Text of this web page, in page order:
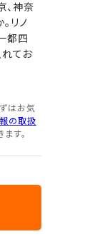
、神奈
リノ
都四
れてお
はお気
の取扱
す。